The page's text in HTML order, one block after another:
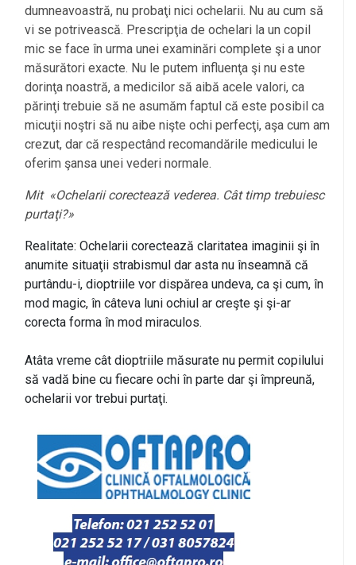
dumneavoastră, nu probaţi nici ochelarii. Nu au cum să
vi se potrivească. Prescripţia de ochelari la un copil
mic se face în urma unei examinări complete şi a unor
măsurători exacte. Nu le putem influenţa şi nu este
dorinţa noastră, a medicilor să aibă acele valori, ca
părinţi trebuie să ne asumăm faptul că este posibil ca
micuţii noştri să nu aibe nişte ochi perfecţi, aşa cum am
crezut, dar că respectând recomandările medicului le
oferim şansa unei vederi normale.
Mit «Ochelarii corectează vederea. Cât timp trebuiesc
purtaţi?»
Realitate: Ochelarii corectează claritatea imaginii şi în
anumite situaţii strabismul dar asta nu înseamnă că
purtându-i, dioptriile vor dispărea undeva, ca şi cum, în
mod magic, în câteva luni ochiul ar creşte şi şi-ar
corecta forma în mod miraculos.
Atâta vreme cât dioptriile măsurate nu permit copilului
să vadă bine cu fiecare ochi în parte dar şi împreună,
ochelarii vor trebui purtaţi.